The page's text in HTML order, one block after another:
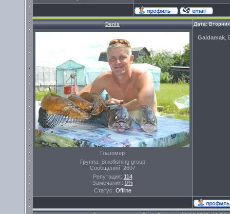
Denis Дата:
Глазомер
Группа: Smolfishing group
Сообщений: 2697
Репутация: 114
Замечания: 0%
Статус: Offline
Gaidamak